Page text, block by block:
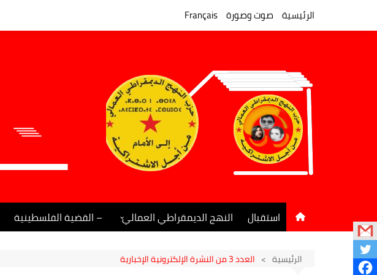
الرئيسية صوت وصورة Français
استقبال النهج الديمقراطي العمالي
جريدة النهج الديمقراطي
– القضية الفلسطينية
الرئيسية العدد 3 من النشرة الإلكترونية الإخبارية